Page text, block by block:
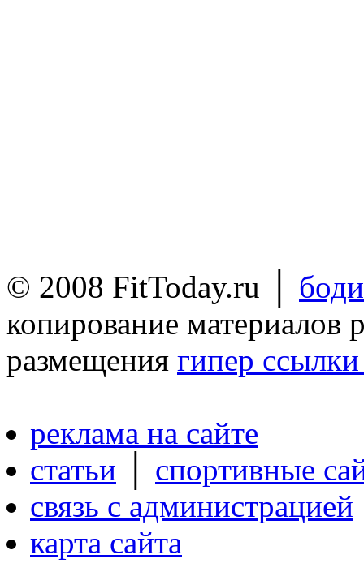
© 2008 FitToday.ru │
копирование материалов
размещения гипер
реклама на сайте
статьи
спортивные
связь с администрацией
карта сайта